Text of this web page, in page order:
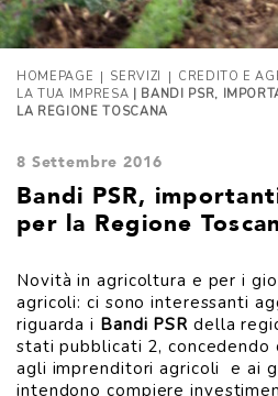
HOMEPAGE | SERVIZI | CREDITO E
LA TUA IMPRESA
| BANDI PSR,
LA REGIONE TOSCANA
8 Settembre 2016
Bandi PSR,
per la Regione
Novità in agricoltura e per i
agricoli: ci sono interessanti
riguarda i Bandi PSR della
stati pubblicati 2, concedendo
agli imprenditori agricoli e ai
intendono compiere